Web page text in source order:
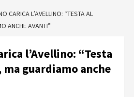
CARICA L’AVELLINO: “TESTA AL
ANCHE AVANTI”
l’Avellino: “Testa
ma guardiamo anche